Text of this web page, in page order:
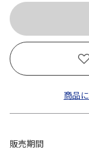
商品
販売期間